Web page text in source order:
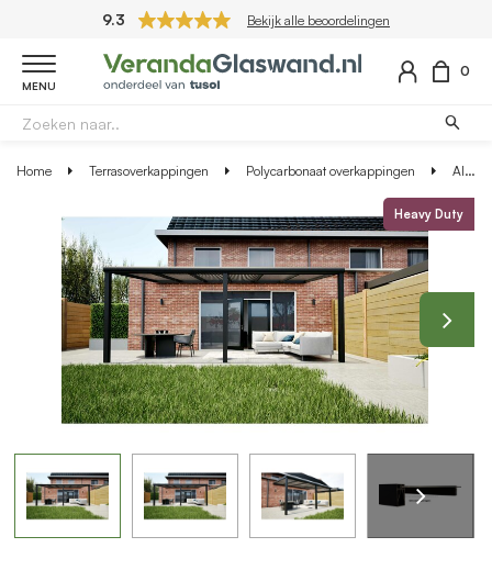
9.3 Bekijk alle beoordelingen
MENU
0
Home Terrasoverkappingen Polycarbonaat overkappingen Aluminium overkapping zwart 607cm x 400cm met helder polycarbonaat dak
Heavy Duty